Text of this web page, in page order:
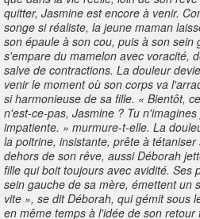
quitter, Jasmine est encore à venir.
songe si réaliste, la jeune maman
son épaule à son cou, puis à son sein
s'empare du mamelon avec voracité,
salve de contractions. La douleur
venir le moment où son corps va
si harmonieuse de sa fille. « Bientôt,
n'est-ce-pas, Jasmine ? Tu
impatiente. » murmure-t-elle. La
la poitrine, insistante, prête à
dehors de son rêve, aussi Déborah
fille qui boit toujours avec avidité. Ses
sein gauche de sa mère, émettent un
vite », se dit Déborah, qui gémit sous
en même temps à l'idée de son